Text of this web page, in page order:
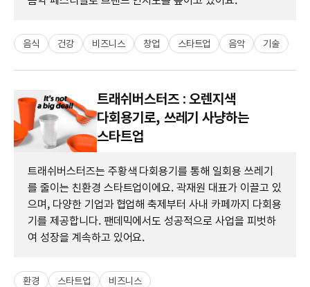
음식 건강 비즈니스 창업 스타트업 음악 기술
트래쉬버스터즈 : 오렌지색
다회용기로, 쓰레기 사냥하는
스타트업
트래쉬버스터즈는 주황색 다회용기를 통해 일회용 쓰레기
를 줄이는 친환경 스타트업이에요. 곽재원 대표가 이끌고 있
으며, 다양한 기업과 협업해 축제부터 사내 카페까지 다회용
기를 제공합니다. 팬데믹에서도 성공적으로 사업을 피벗하
여 성장을 계속하고 있어요.
환경 스타트업 비즈니스